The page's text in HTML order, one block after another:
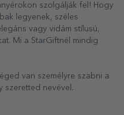
szolgálják fel! Hogy
legyenek, széles
vagy vidám stílusú,
Mi a StarGiftnél mindig
van személyre szabni a
szeretted nevével.